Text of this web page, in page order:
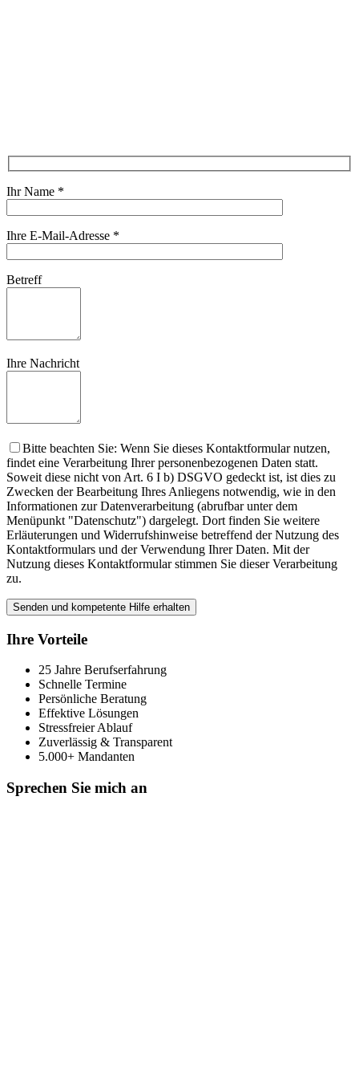
Ihr Name *
Ihre E-Mail-Adresse *
Betreff
Ihre Nachricht
Bitte beachten Sie: Wenn Sie dieses Kontaktformular nutzen,
findet eine Verarbeitung Ihrer personenbezogenen Daten statt.
Soweit diese nicht von Art. 6 I b) DSGVO gedeckt ist, ist dies zu
Zwecken der Bearbeitung Ihres Anliegens notwendig, wie in den
Informationen zur Datenverarbeitung (abrufbar unter dem
Menüpunkt "Datenschutz") dargelegt. Dort finden Sie weitere
Erläuterungen und Widerrufshinweise betreffend der Nutzung des
Kontaktformulars und der Verwendung Ihrer Daten. Mit der
Nutzung dieses Kontaktformular stimmen Sie dieser Verarbeitung
zu.
Ihre Vorteile
25 Jahre Berufserfahrung
Schnelle Termine
Persönliche Beratung
Effektive Lösungen
Stressfreier Ablauf
Zuverlässig & Transparent
5.000+ Mandanten
Sprechen Sie mich an